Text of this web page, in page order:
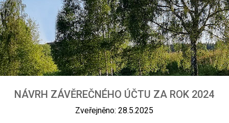
NÁVRH ZÁVĚREČNÉHO ÚČTU ZA ROK 2024
Zveřejněno: 28.5.2025